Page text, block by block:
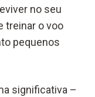
no seu
treinar o voo
pequenos
significativa –